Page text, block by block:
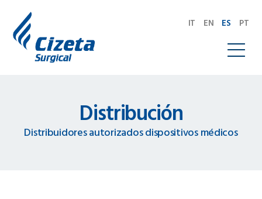
IT EN ES PT
Distribución
Distribuidores autorizados dispositivos médicos